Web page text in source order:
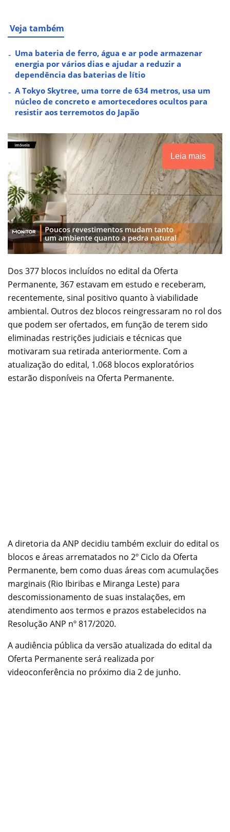
Veja também
Uma bateria de ferro, água e ar pode armazenar
energia por vários dias e ajudar a reduzir a
dependência das baterias de lítio
A Tokyo Skytree, uma torre de 634 metros, usa um
núcleo de concreto e amortecedores ocultos para
resistir aos terremotos do Japão
Leia mais
Dos 377 blocos incluídos no edital da Oferta
Permanente, 367 estavam em estudo e receberam,
recentemente, sinal positivo quanto à viabilidade
ambiental. Outros dez blocos reingressaram no rol dos
que podem ser ofertados, em função de terem sido
eliminadas restrições judiciais e técnicas que
motivaram sua retirada anteriormente. Com a
atualização do edital, 1.068 blocos exploratórios
estarão disponíveis na Oferta Permanente.
A diretoria da ANP decidiu também excluir do edital os
blocos e áreas arrematados no 2º Ciclo da Oferta
Permanente, bem como duas áreas com acumulações
marginais (Rio Ibiribas e Miranga Leste) para
descomissionamento de suas instalações, em
atendimento aos termos e prazos estabelecidos na
Resolução ANP nº 817/2020.
A audiência pública da versão atualizada do edital da
Oferta Permanente será realizada por
videoconferência no próximo dia 2 de junho.